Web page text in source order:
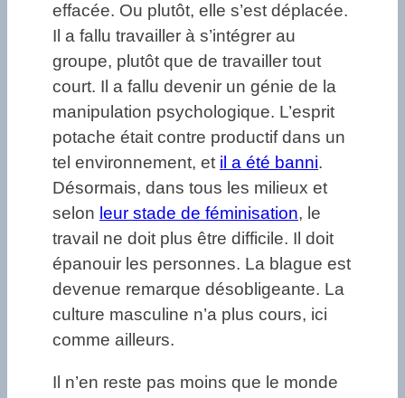
effacée. Ou plutôt, elle s’est déplacée.
Il a fallu travailler à s’intégrer au
groupe, plutôt que de travailler tout
court. Il a fallu devenir un génie de la
manipulation psychologique. L’esprit
potache était contre productif dans un
tel environnement, et il a été banni.
Désormais, dans tous les milieux et
selon leur stade de féminisation, le
travail ne doit plus être difficile. Il doit
épanouir les personnes. La blague est
devenue remarque désobligeante. La
culture masculine n’a plus cours, ici
comme ailleurs.
Il n’en reste pas moins que le monde